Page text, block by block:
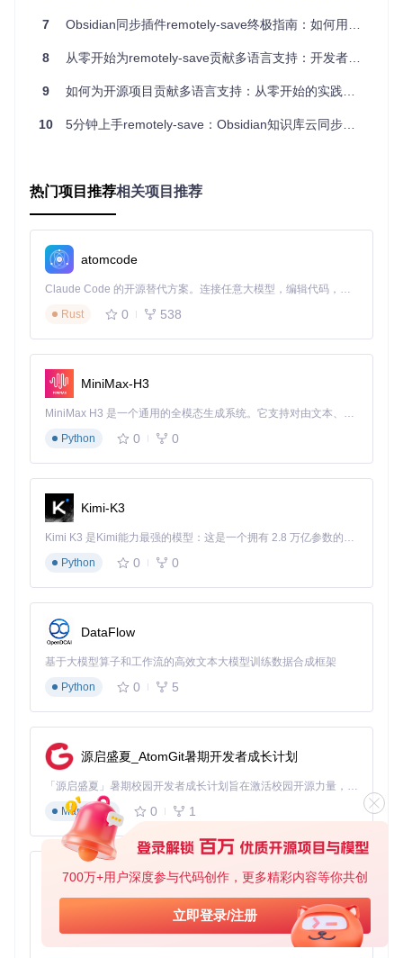
700万+用户深度参与代码创作，更多精彩内容等你共创
立即登录/注册
# 在.env.production文件中配置
⚠️ 注意事项：生产环境配置文件不应提交到版本控制系统，建
议使用CI/CD环境变量注入
# 检查Webpack配置
cat
# 检查esbuild配置
cat
种构建方式都能正常执行
🔨 实施阶段：构建与版本管理
构建策略选择
根据不同场景选择合适的构建方式：
esbuild构建（开发环境）：
验证方法：检查dist目录是否生成main.js、manifest.json和styl
es.css三个核心文件
版本号管理规范
前提条件：所有代码已提交并通过测试 操作指令：
# 次要版本更新 (1.0.1 -> 1.1.0)
# 主要版本更新 (1.1.0 -> 2.0.0)
npm version major
如何生成发布包
7 Obsidian同步插件remotely-save终极指南：如何用VS Code高效管理知识库
8 从零开始为remotely-save贡献多语言支持：开发者指南
9 如何为开源项目贡献多语言支持：从零开始的实践指南
10 5分钟上手remotely-save：Obsidian知识库云同步快速入门
热门项目推荐相关项目推荐
atomcode
Claude Code 的开源替代方案。连接任意大模型，编辑代码，运行命令，自动验证 — 全自动执行。用 Rust 构建，极致性能。 ｜ An open-source alternative to Claude Code. Connect any LLM, edit code, run commands, and verify changes — autonomously. Built in Rust for speed. Get Started
Rust
0 538
MiniMax-H3
MiniMax H3 是一个通用的全模态生成系统。它支持对由文本、图像、视频和音频组成的多模态上下文进行统一理解，并能生成分辨率高达 2K、时长可达 15 秒的带原生立体声音频的视频。得益于面向任务泛化的系统设计，H3 在预训练阶段就已具备广泛的多模态上下文理解与生成能力，能够出色地执行复杂的多模态指令。
Python
0 0
Kimi-K3
Kimi K3 是Kimi能力最强的模型：这是一个拥有 2.8 万亿参数的混合专家（MoE）模型，具备原生视觉理解能力，并支持 100 万 token 的上下文窗口。
Python
0 0
DataFlow
基于大模型算子和工作流的高效文本大模型训练数据合成框架
Python
0 5
源启盛夏_AtomGit暑期开发者成长计划
「源启盛夏」暑期校园开发者成长计划旨在激活校园开源力量，通过积分激励、认证扶持、资源倾斜等形式，引导高校组织和开发者完成「入驻 — 建项目 — 做贡献 — 获认证 — 得资源」的完整闭环。无论你是想带领社团入驻平台的组织者，还是希望用代码贡献证明自己的开发者，都能在这里找到属于你的成长路径。
Markdown
0 1
py-xiaozhi
基于Python的Xiaozhi AI，适用于想要完整Xiaozhi体验而无需拥有专用硬件的用户。
Python
0 1